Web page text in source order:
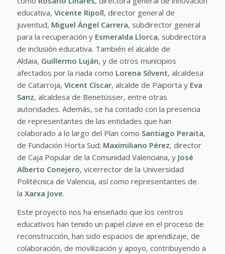
educativa, Vicente Ripoll, director general de
juventud, Miguel Ángel Carrera, subdirector general
para la recuperación y Esmeralda Llorca, subdirectora
de inclusión educativa. También el alcalde de
Aldaia, Guillermo Luján, y de otros municipios
afectados por la riada como Lorena Silvent, alcaldesa
de Catarroja, Vicent Císcar, alcalde de Paiporta y Eva
Sanz, alcaldesa de Benetússer, entre otras
autoridades. Además, se ha contado con la presencia
de representantes de las entidades que han
colaborado a lo largo del Plan como Santiago Peraita,
de Fundación Horta Sud; Maximiliano Pérez, director
de Caja Popular de la Comunidad Valenciana, y José
Alberto Conejero, vicerrector de la Universidad
Politécnica de Valencia, así como representantes de
la Xarxa Jove.
Este proyecto nos ha enseñado que los centros
educativos han tenido un papel clave en el proceso de
reconstrucción, han sido espacios de aprendizaje, de
colaboración, de movilización y apoyo, contribuyendo a